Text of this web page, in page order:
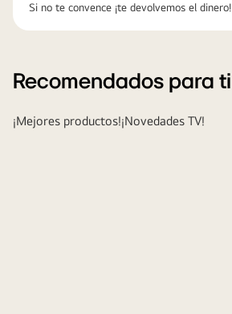
Si no te convence ¡te devolvemos el dinero!
Recomendados para ti
¡Mejores productos!¡Novedades TV!